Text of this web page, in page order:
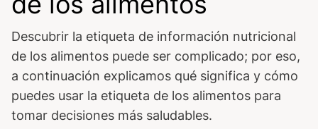
Descubrir la etiqueta de información nutricional
de los alimentos puede ser complicado; por eso,
a continuación explicamos qué significa y cómo
puedes usar la etiqueta de los alimentos para
tomar decisiones más saludables.